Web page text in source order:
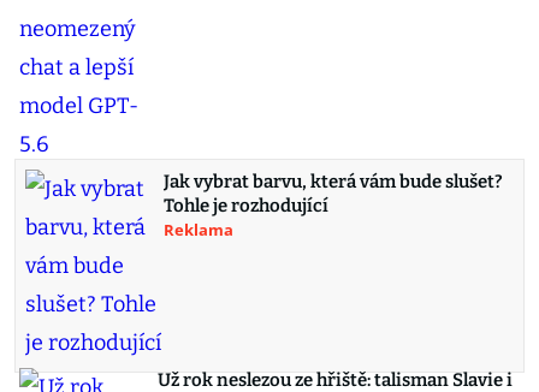
Jak vybrat barvu, která vám bude slušet?
Tohle je rozhodující
Reklama
Už rok neslezou ze hřiště: talisman Slavie i